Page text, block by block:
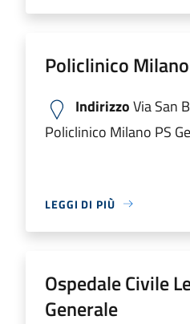
Policlinico
IndirizzoVia San
Policlinico Milano PS
LEGGI DI PIÙ
Ospedale Civile
Generale